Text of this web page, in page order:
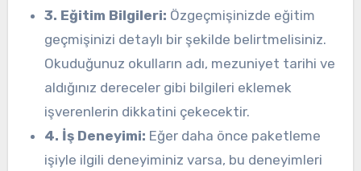
3. Eğitim Bilgileri: Özgeçmişinizde eğitim
geçmişinizi detaylı bir şekilde belirtmelisiniz.
Okuduğunuz okulların adı, mezuniyet tarihi ve
aldığınız dereceler gibi bilgileri eklemek
işverenlerin dikkatini çekecektir.
4. İş Deneyimi: Eğer daha önce paketleme
işiyle ilgili deneyiminiz varsa, bu deneyimleri